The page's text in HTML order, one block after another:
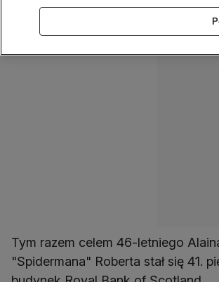
Tym razem celem 46-letniego
"Spidermana" Roberta stał się 41.